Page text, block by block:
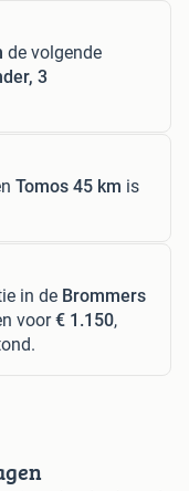
de volgende
3
Tomos 45 km is
in de Brommers
voor€ 1.150,